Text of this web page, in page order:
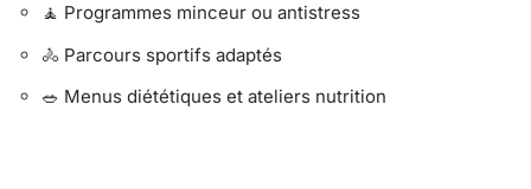
🧘 Programmes minceur ou antistress
🚴 Parcours sportifs adaptés
🥗 Menus diététiques et ateliers nutrition